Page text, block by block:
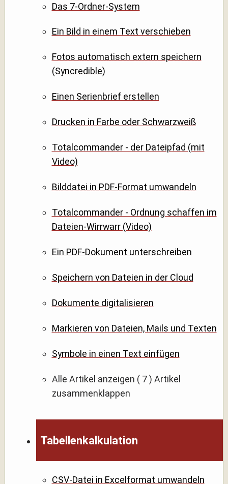
Das 7-Ordner-System
Ein Bild in einem Text verschieben
Fotos automatisch extern speichern
(Syncredible)
Einen Serienbrief erstellen
Drucken in Farbe oder Schwarzweiß
Totalcommander - der Dateipfad (mit
Video)
Bilddatei in PDF-Format umwandeln
Totalcommander - Ordnung schaffen im
Dateien-Wirrwarr (Video)
Ein PDF-Dokument unterschreiben
Speichern von Dateien in der Cloud
Dokumente digitalisieren
Markieren von Dateien, Mails und Texten
Symbole in einen Text einfügen
Alle Artikel anzeigen ( 7 ) Artikel
zusammenklappen
Tabellenkalkulation
CSV-Datei in Excelformat umwandeln